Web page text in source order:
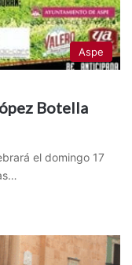
Aspe
Botella
el domingo 17